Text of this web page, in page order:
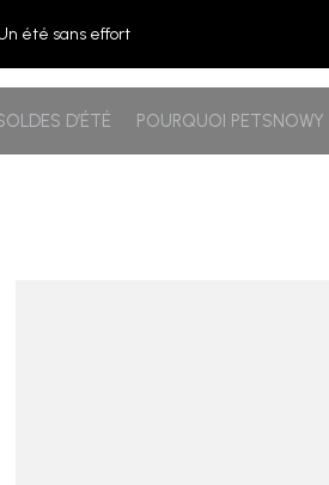
Un été sans effort
D’ÉTÉ POURQUOI PETSNOWY